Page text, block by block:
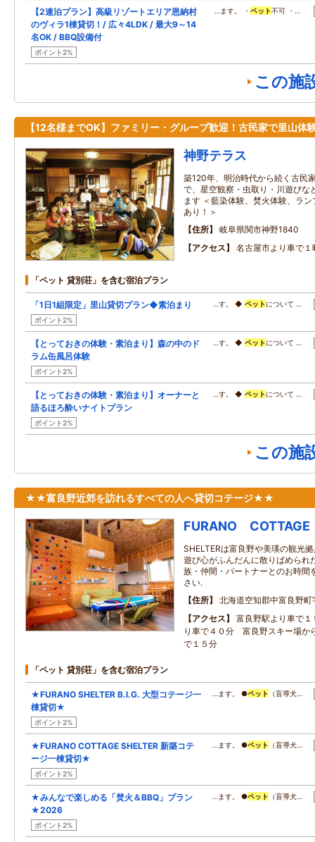
【2連泊プラン】高級リゾートエリア恩納村
のヴィラ1棟貸切！/ 広々4LDK / 最大9～14
名OK / BBQ設備付
ポイント2%
…ます。 ・ ペット不可 ・…
この施
【12名様までOK】ファミリー・グループ歓迎！古民家で里山体
神野テラス
築120年、明治時代から続く古民
で、星空観察・虫取り・川遊びな
ます ＜藍染体験、焚火体験、ラ
あり！＞
住所
岐阜県関市神野1840
アクセス
名古屋市より車で１
「ペット 貸別荘」を含む宿泊プラン
「1日1組限定」里山貸切プラン◆素泊まり
ポイント2%
…す。 ◆ ペット について …
【とっておきの体験・素泊まり】森の中のド
ラム缶風呂体験
ポイント2%
…す。 ◆ ペット について …
【とっておきの体験・素泊まり】オーナーと
語るほろ酔いナイトプラン
ポイント2%
…す。 ◆ ペット について …
この施
★★富良野近郊を訪れるすべての人へ貸切コテージ★★
FURANO
SHELTERは富良野や美瑛の観光
遊び心がふんだんに散りばめられ
族・仲間・パートナーとのお時間
さい.
住所
北海道空知郡中富良野
アクセス
富良野駅より車で
り車で４０分 富良野スキー場か
で１５分
「ペット 貸別荘」を含む宿泊プラン
★FURANO SHELTER B.I.G. 大型コテージ一
棟貸切★
ポイント2%
…ます。 ●ペット （盲導犬…
★FURANO COTTAGE SHELTER 新築コテ
ージ一棟貸切★
ポイント2%
…ます。 ●ペット （盲導犬…
★みんなで楽しめる「焚火＆BBQ」プラン
★2026
ポイント2%
…ます。 ●ペット （盲導犬…